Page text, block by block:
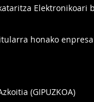
Elektronikoari
honako
(GIPUZKOA)